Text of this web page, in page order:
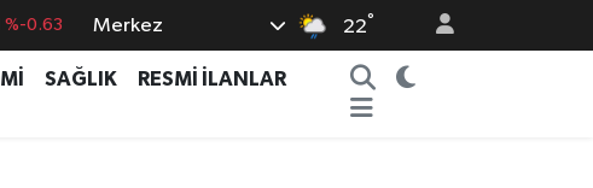
%-0.63
%0.16
Merkez 22°
SAĞLIK
RESMİ İLANLAR